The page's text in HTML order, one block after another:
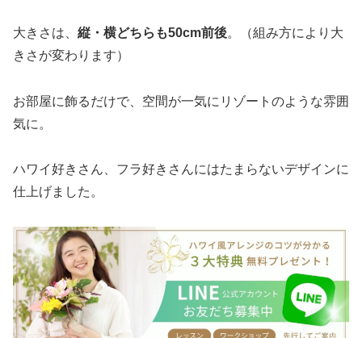
大きさは、 縦・横どちらも50cm前後。（組み方により大
きさが変わります）
お部屋に飾るだけで、空間が一気にリゾートのような雰囲
気に。
ハワイ好きさん、フラ好きさんにはたまらないデザインに
仕上げました。